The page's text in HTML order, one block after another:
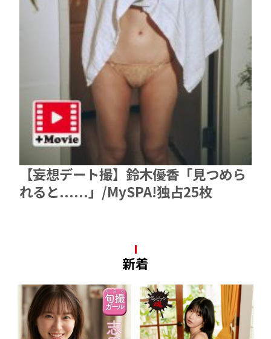
【妄想デート撮】鈴木優香「見つめら
れると......」/MySPA!独占25枚
新着